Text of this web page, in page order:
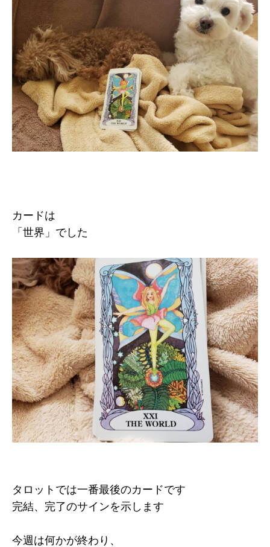
カードは
「世界」でした
タロットでは一番最後のカードです
完結、完了のサインを示します
今週は何かが終わり、